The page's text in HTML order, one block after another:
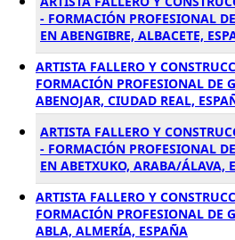
- FORMACIÓN PROFESIONAL
EN ABENGIBRE, ALBACETE,
ARTISTA FALLERO Y
FORMACIÓN PROFESIONAL DE
ABENOJAR, CIUDAD REAL,
ARTISTA FALLERO Y
- FORMACIÓN PROFESIONAL
EN ABETXUKO, ARABA/ÁLAVA,
ARTISTA FALLERO Y
FORMACIÓN PROFESIONAL DE
ABLA, ALMERÍA, ESPAÑA